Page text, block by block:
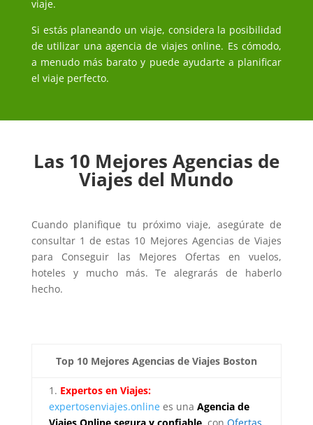
viaje.
Si estás planeando un viaje, considera la posibilidad
de utilizar una agencia de viajes online. Es cómodo,
a menudo más barato y puede ayudarte a planificar
el viaje perfecto.
Las 10 Mejores Agencias de
Viajes del Mundo
Cuando planifique tu próximo viaje, asegúrate de
consultar 1 de estas 10 Mejores Agencias de Viajes
para Conseguir las Mejores Ofertas en vuelos,
hoteles y mucho más. Te alegrarás de haberlo
hecho.
Top 10 Mejores Agencias de Viajes Boston
1. Expertos en Viajes:
expertosenviajes.onlinees una Agencia de
Viajes Online segura y confiable, con Ofertas